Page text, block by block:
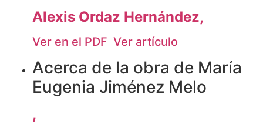
Alexis Ordaz Hernández,
Ver en el PDF Ver artículo
Acerca de la obra de María
Eugenia Jiménez Melo
,